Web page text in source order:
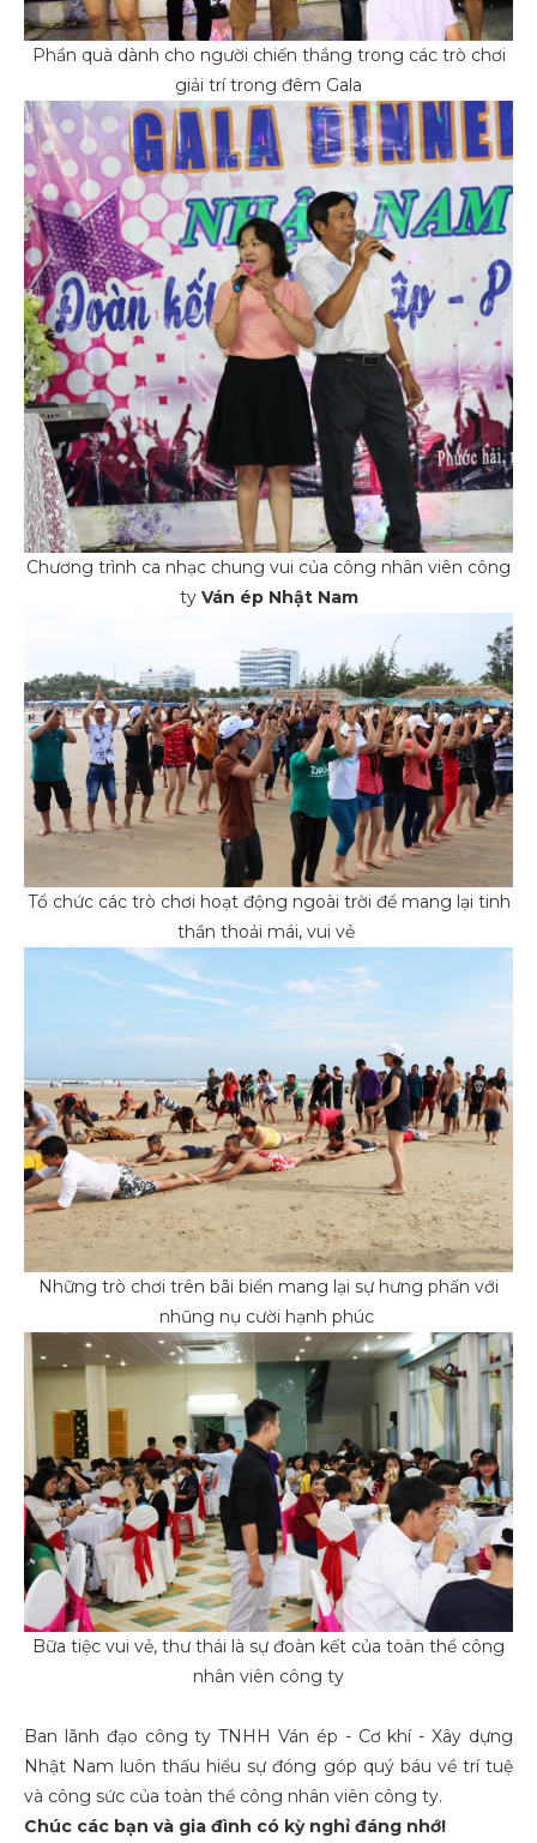
Phần quà dành cho người chiến thắng trong các trò chơi
giải trí trong đêm Gala
Chương trình ca nhạc chung vui của công nhân viên công
ty Ván ép Nhật Nam
Tổ chức các trò chơi hoạt động ngoài trời để mang lại tinh
thần thoải mái, vui vẻ
Những trò chơi trên bãi biển mang lại sự hưng phấn với
nhũng nụ cười hạnh phúc
Bữa tiệc vui vẻ, thư thái là sự đoàn kết của toàn thể công
nhân viên công ty
Ban lãnh đạo công ty TNHH Ván ép - Cơ khí - Xây dựng
Nhật Nam luôn thấu hiểu sự đóng góp quý báu về trí tuệ
và công sức của toàn thể công nhân viên công ty.
Chúc các bạn và gia đình có kỳ nghỉ đáng nhớ!